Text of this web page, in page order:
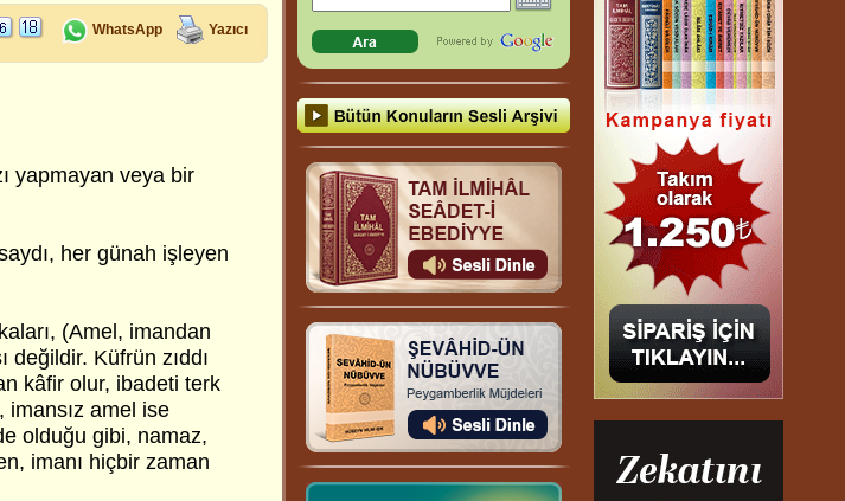
WhatsApp Yazıcı
yapmayan veya bir
her günah işleyen
(Amel, imandan
değildir. Küfrün zıddı
kâfir olur, ibadeti terk
amel ise
olduğu gibi, namaz,
imanı hiçbir zaman